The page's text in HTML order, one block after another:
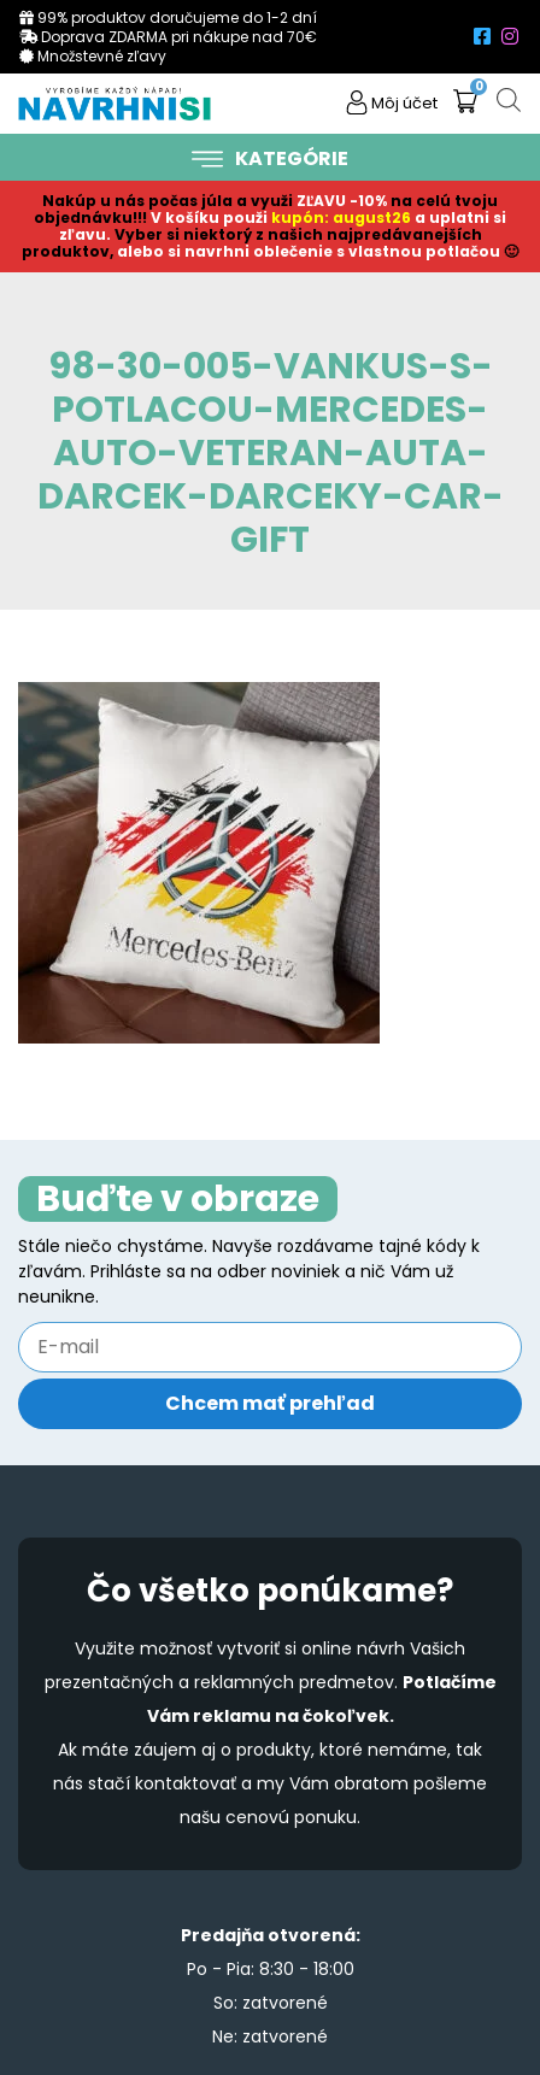
99% produktov doručujeme do 1-2 dní
Doprava ZDARMA pri nákupe nad 70€
Množstevné zľavy
Môj účet
0
KATEGÓRIE
Nakúp u nás počas júla a využi ZĽAVU -10% na celú tvoju
objednávku!!! V košíku použi kupón: august26 a uplatni si
zľavu. Vyber si niektorý z našich najpredávanejších
produktov, alebo si navrhni oblečenie s vlastnou potlačou 🙂
98-30-005-VANKUS-S-
POTLACOU-MERCEDES-
AUTO-VETERAN-AUTA-
DARCEK-DARCEKY-CAR-
GIFT
Buďte v obraze
Stále niečo chystáme. Navyše rozdávame tajné kódy k
zľavám. Prihláste sa na odber noviniek a nič Vám už
neunikne.
Čo všetko ponúkame?
Využite možnosť vytvoriť si online návrh Vašich
prezentačných a reklamných predmetov. Potlačíme
Vám reklamu na čokoľvek.
Ak máte záujem aj o produkty, ktoré nemáme, tak
nás stačí kontaktovať a my Vám obratom pošleme
našu cenovú ponuku.
Predajňa otvorená:
Po - Pia: 8:30 - 18:00
So: zatvorené
Ne: zatvorené